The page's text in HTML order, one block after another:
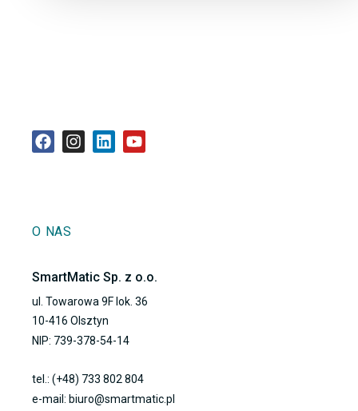
O NAS
SmartMatic Sp. z o.o.
ul. Towarowa 9F lok. 36
10-416 Olsztyn
NIP: 739-378-54-14
tel.: (+48) 733 802 804
e-mail: biuro@smartmatic.pl